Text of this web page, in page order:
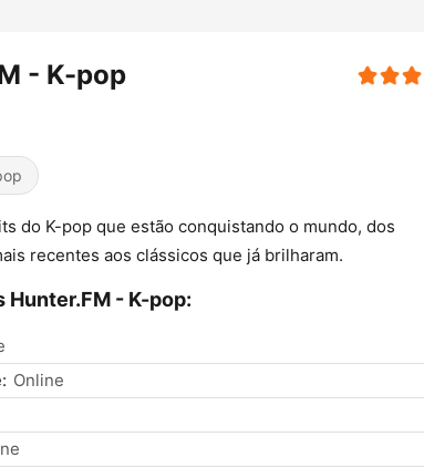
- K-pop
do K-pop que estão conquistando o mundo, dos
recentes aos clássicos que já brilharam.
Hunter.FM - K-pop:
Online